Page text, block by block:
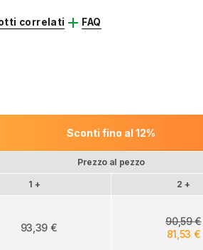
correlati add FAQ
Sconti fino al 12%
Prezzo al pezzo
1 + 2 +
93,39 €
90,59 €
81,53 €